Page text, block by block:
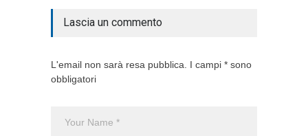
Lascia un commento
L'email non sarà resa pubblica. I campi * sono
obbligatori